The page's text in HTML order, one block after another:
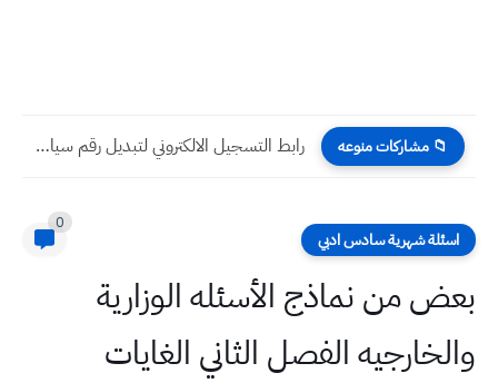
📁 مشاركات منوعه رابط التسجيل الالكتروني لتبديل رقم سيارتك باللوحات الجديدة 2024 لتصلك...
اسئلة شهرية سادس ادبي
0
بعض من نماذج الأسئله الوزارية
والخارجيه الفصل الثاني الغايات